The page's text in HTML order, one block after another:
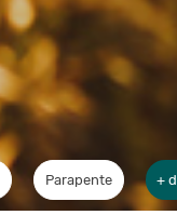
Parapente +